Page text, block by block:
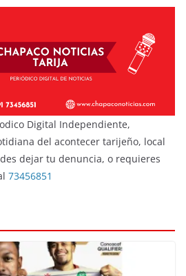
Digital Independiente,
del acontecer tarijeño, local
dejar tu denuncia, o requieres
73456851